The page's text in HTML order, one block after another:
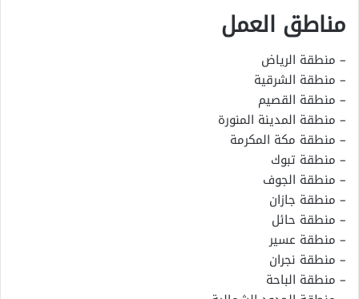
مناطق العمل
– منطقة الرياض
– منطقة الشرقية
– منطقة القصيم
– منطقة المدينة المنورة
– منطقة مكة المكرمة
– منطقة تبوك
– منطقة الجوف
– منطقة جازان
– منطقة حائل
– منطقة عسير
– منطقة نجران
– منطقة الباحة